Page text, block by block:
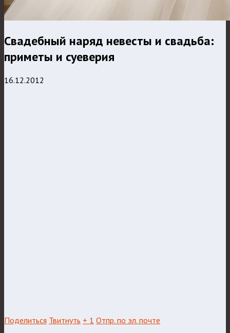
Свадебный наряд невесты и свадьба:
приметы и суеверия
16.12.2012
Поделиться Твитнуть + 1 Отпр. по эл. почте